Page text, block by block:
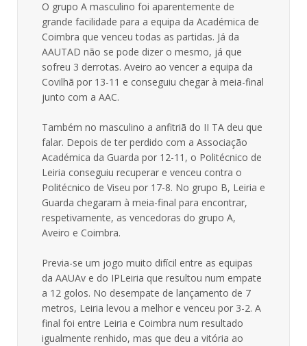
O grupo A masculino foi aparentemente de
grande facilidade para a equipa da Académica de
Coimbra que venceu todas as partidas. Já da
AAUTAD não se pode dizer o mesmo, já que
sofreu 3 derrotas. Aveiro ao vencer a equipa da
Covilhã por 13-11 e conseguiu chegar à meia-final
junto com a AAC.
Também no masculino a anfitriã do II TA deu que
falar. Depois de ter perdido com a Associação
Académica da Guarda por 12-11, o Politécnico de
Leiria conseguiu recuperar e venceu contra o
Politécnico de Viseu por 17-8. No grupo B, Leiria e
Guarda chegaram à meia-final para encontrar,
respetivamente, as vencedoras do grupo A,
Aveiro e Coimbra.
Previa-se um jogo muito difícil entre as equipas
da AAUAv e do IPLeiria que resultou num empate
a 12 golos. No desempate de lançamento de 7
metros, Leiria levou a melhor e venceu por 3-2. A
final foi entre Leiria e Coimbra num resultado
igualmente renhido, mas que deu a vitória ao